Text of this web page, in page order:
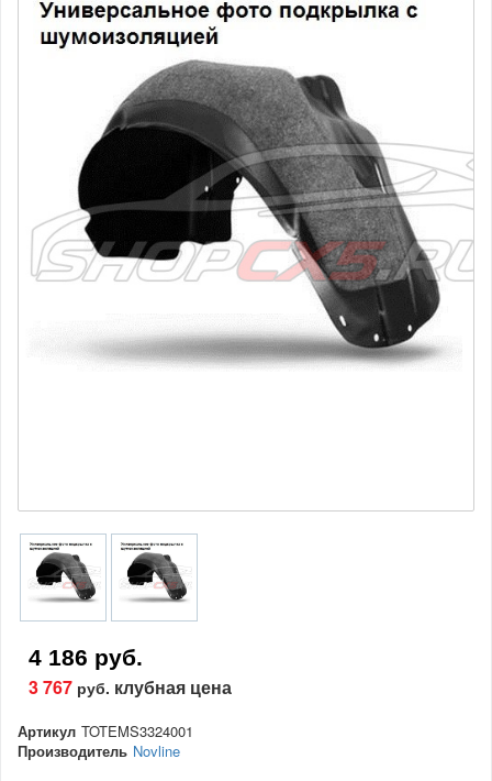
4 186 руб.
3 767 руб. клубная цена
Артикул TOTEMS3324001
Производитель Novline